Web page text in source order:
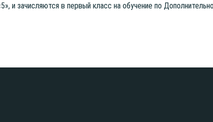
и зачис­ля­ют­ся в пер­вый класс на обу­че­ние по